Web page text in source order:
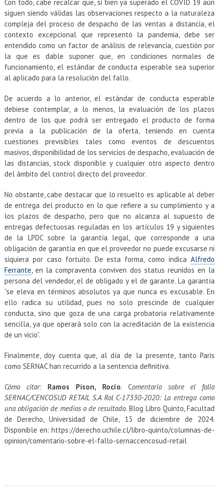
Con todo, cabe recalcar que, si bien ya superado el COVID 19 aún
siguen siendo válidas las observaciones respecto a la naturaleza
compleja del proceso de despacho de las ventas a distancia, el
contexto excepcional que representó la pandemia, debe ser
entendido como un factor de análisis de relevancia, cuestión por
la que es dable suponer que, en condiciones normales de
funcionamiento, el estándar de conducta esperable sea superior
al aplicado para la resolución del fallo.
De acuerdo a lo anterior, el estándar de conducta esperable
debiese contemplar, a lo menos, la evaluación de los plazos
dentro de los que podrá ser entregado el producto de forma
previa a la publicación de la oferta, teniendo en cuenta
cuestiones previsibles tales como eventos de descuentos
masivos, disponibilidad de los servicios de despacho, evaluación de
las distancias, stock disponible y cualquier otro aspecto dentro
del ámbito del control directo del proveedor.
No obstante, cabe destacar que lo resuelto es aplicable al deber
de entrega del producto en lo que refiere a su cumplimiento y a
los plazos de despacho, pero que no alcanza al supuesto de
entregas defectuosas reguladas en los artículos 19 y siguientes
de la LPDC sobre la garantía legal, que corresponde a una
obligación de garantía en que el proveedor no puede excusarse ni
siquiera por caso fortuito. De esta forma, como indicaAlfredo
Ferrante, en la compraventa conviven dos status reunidos en la
persona del vendedor, el de obligado y el de garante. La garantía
“se eleva en términos absolutos ya que nunca es excusable. En
ello radica su utilidad, pues no solo prescinde de cualquier
conducta, sino que goza de una carga probatoria relativamente
sencilla, ya que operará solo con la acreditación de la existencia
de un vicio”.
Finalmente, doy cuenta que, al día de la presente, tanto Paris
como SERNAC han recurrido a la sentencia definitiva.
Cómo citar: Ramos Pison, Rocío. Comentario sobre el fallo
SERNAC/CENCOSUD RETAIL S.A Rol C-17330-2020: La entrega como
una obligación de medios o de resultado. Blog Libro Quinto, Facultad
de Derecho, Universidad de Chile, 13 de diciembre de 2024.
Disponible en: https://derecho.uchile.cl/libro-quinto/columnas-de-
opinion/comentario-sobre-el-fallo-sernaccencosud-retail